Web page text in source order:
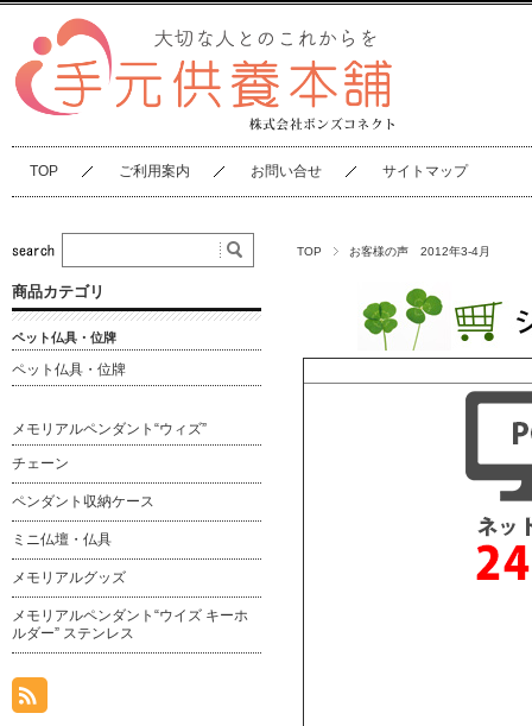
TOP ご利用案内 お問い合せ サイトマップ
TOP お客様の声 2012年3-4月
商品カテゴリ
ペット仏具・位牌
ペット仏具・位牌
メモリアルペンダント“ウィズ”
チェーン
ペンダント収納ケース
ミニ仏壇・仏具
メモリアルグッズ
メモリアルペンダント“ウイズ キーホ
ルダー” ステンレス